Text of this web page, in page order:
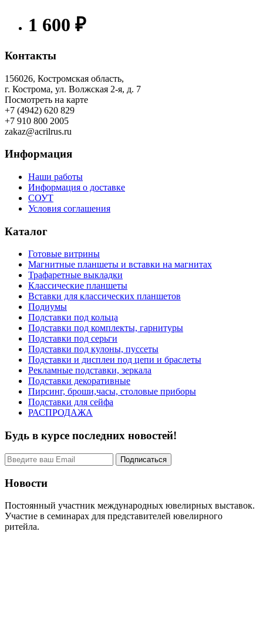
1 600 ₽
Контакты
156026, Костромская область,
г. Кострома, ул. Волжская 2-я, д. 7
Посмотреть на карте
+7 (4942) 620 829
+7 910 800 2005
zakaz@acrilrus.ru
Информация
Наши работы
Информация о доставке
СОУТ
Условия соглашения
Каталог
Готовые витрины
Магнитные планшеты и вставки на магнитах
Трафаретные выкладки
Классические планшеты
Вставки для классических планшетов
Подиумы
Подставки под кольца
Подставки под комплекты, гарнитуры
Подставки под серьги
Подставки под кулоны, пуссеты
Подставки и дисплеи под цепи и браслеты
Рекламные подставки, зеркала
Подставки декоративные
Пирсинг, броши,часы, столовые приборы
Подставки для сейфа
РАСПРОДАЖА
Будь в курсе последних новостей!
Новости
Постоянный участник международных ювелирных выставок.
Участие в семинарах для представителей ювелирного
ритейла.